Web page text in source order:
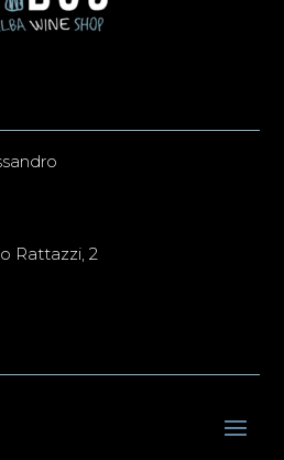
Rattazzi, 2